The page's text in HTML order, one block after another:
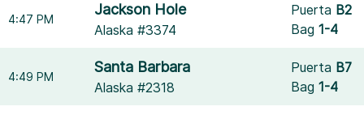
4:47 PM
Jackson Hole
Alaska #3374
Puerta B2
Bag1-4
4:49 PM
Santa Barbara
Alaska #2318
Puerta B7
Bag1-4